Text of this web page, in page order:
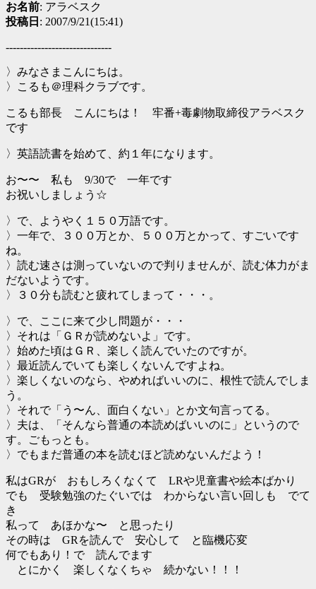
お名前: アラベスク
投稿日 : 2007/9/21(15:41)
------------------------------
〉みなさまこんにちは。
〉こるも＠理科クラブです。
こるも部長 こんにちは！ 牢番+毒劇物取締役アラベスク
です
〉英語読書を始めて、約１年になります。
お〜〜 私も 9/30で 一年です
お祝いしましょう☆
〉で、ようやく１５０万語です。
〉一年で、３００万とか、５００万とかって、すごいです
ね。
〉読む速さは測っていないので判りませんが、読む体力がま
だないようです。
〉３０分も読むと疲れてしまって・・・。
〉で、ここに来て少し問題が・・・
〉それは「ＧＲが読めないよ」です。
〉始めた頃はＧＲ、楽しく読んでいたのですが。
〉最近読んでいても楽しくないんですよね。
〉楽しくないのなら、やめればいいのに、根性で読んでしま
う。
〉それで「う〜ん、面白くない」とか文句言ってる。
〉夫は、「そんなら普通の本読めばいいのに」というので
す。ごもっとも。
〉でもまだ普通の本を読むほど読めないんだよう！
私はGRが おもしろくなくて LRや児童書や絵本ばかり
でも 受験勉強のたぐいでは わからない言い回しも でて
き
私って あほかな〜 と思ったり
その時は GRを読んで 安心して と臨機応変
何でもあり！で 読んでます
とにかく 楽しくなくちゃ 続かない！！！